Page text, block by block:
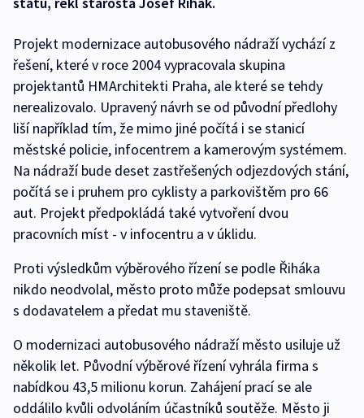
Projekt modernizace autobusového nádraží vychází z
řešení, které v roce 2004 vypracovala skupina
projektantů HMArchitekti Praha, ale které se tehdy
nerealizovalo. Upravený návrh se od původní předlohy
liší například tím, že mimo jiné počítá i se stanicí
městské policie, infocentrem a kamerovým systémem.
Na nádraží bude deset zastřešených odjezdových stání,
počítá se i pruhem pro cyklisty a parkovištěm pro 66
aut. Projekt předpokládá také vytvoření dvou
pracovních míst - v infocentru a v úklidu.
Proti výsledkům výběrového řízení se podle Řiháka
nikdo neodvolal, město proto může podepsat smlouvu
s dodavatelem a předat mu staveniště.
O modernizaci autobusového nádraží město usiluje už
několik let. Původní výběrové řízení vyhrála firma s
nabídkou 43,5 milionu korun. Zahájení prací se ale
oddálilo kvůli odvoláním účastníků soutěže. Město ji